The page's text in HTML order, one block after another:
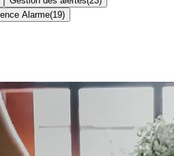
Alarme(19)